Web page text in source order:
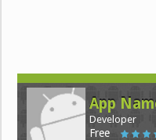
App
Developer
Free